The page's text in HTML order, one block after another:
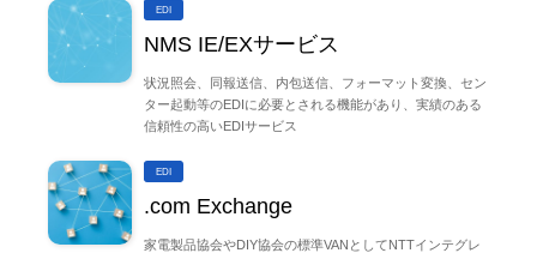
EDI
NMS IE/EXサービス
状況照会、同報送信、内包送信、フォーマット変換、セン
ター起動等のEDIに必要とされる機能があり、実績のある
信頼性の高いEDIサービス
EDI
.com Exchange
家電製品協会やDIY協会の標準VANとしてNTTインテグレ